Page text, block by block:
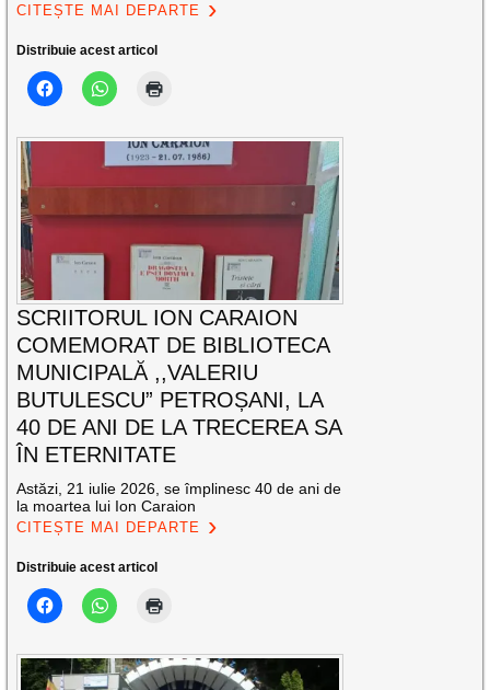
CITEȘTE MAI DEPARTE
Distribuie acest articol
SCRIITORUL ION CARAION
COMEMORAT DE BIBLIOTECA
MUNICIPALĂ ,,VALERIU
BUTULESCU” PETROȘANI, LA
40 DE ANI DE LA TRECEREA SA
ÎN ETERNITATE
Astăzi, 21 iulie 2026, se împlinesc 40 de ani de
la moartea lui Ion Caraion
CITEȘTE MAI DEPARTE
Distribuie acest articol